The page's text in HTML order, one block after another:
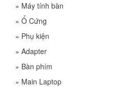
» Máy tính bàn
» Ổ Cứng
» Phụ kiện
» Adapter
» Bàn phím
» Main Laptop